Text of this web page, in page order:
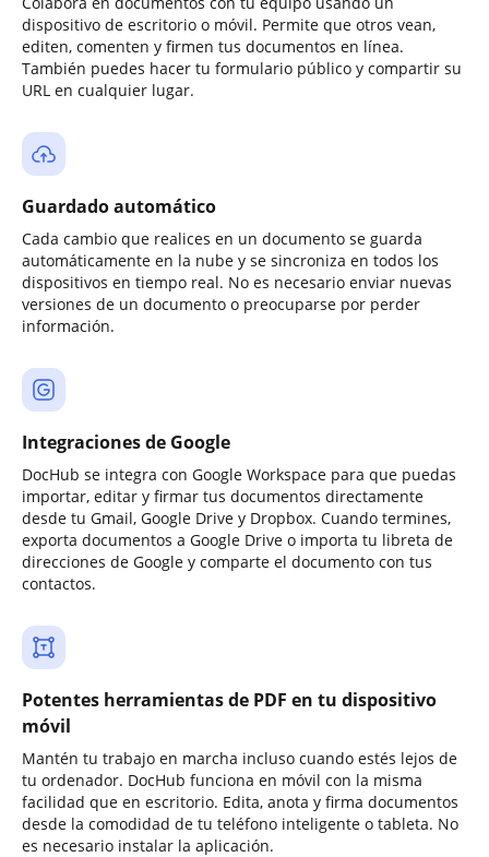
dispositivo de escritorio o móvil. Permite que otros vean,
editen, comenten y firmen tus documentos en línea.
También puedes hacer tu formulario público y compartir su
URL en cualquier lugar.
Guardado automático
Cada cambio que realices en un documento se guarda
automáticamente en la nube y se sincroniza en todos los
dispositivos en tiempo real. No es necesario enviar nuevas
versiones de un documento o preocuparse por perder
información.
Integraciones de Google
DocHub se integra con Google Workspace para que puedas
importar, editar y firmar tus documentos directamente
desde tu Gmail, Google Drive y Dropbox. Cuando termines,
exporta documentos a Google Drive o importa tu libreta de
direcciones de Google y comparte el documento con tus
contactos.
Potentes herramientas de PDF en tu dispositivo
móvil
Mantén tu trabajo en marcha incluso cuando estés lejos de
tu ordenador. DocHub funciona en móvil con la misma
facilidad que en escritorio. Edita, anota y firma documentos
desde la comodidad de tu teléfono inteligente o tableta. No
es necesario instalar la aplicación.